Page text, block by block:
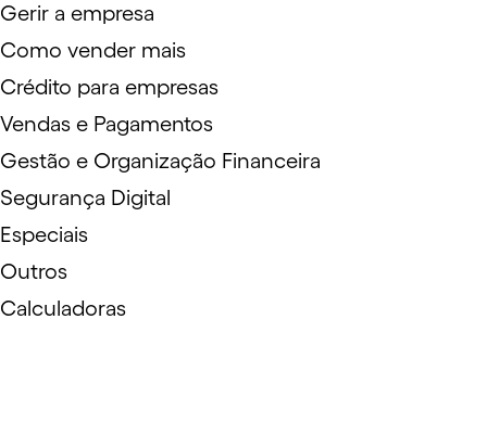
Gerir a empresa
Como vender mais
Crédito para empresas
Vendas e Pagamentos
Gestão e Organização Financeira
Segurança Digital
Especiais
Outros
Calculadoras